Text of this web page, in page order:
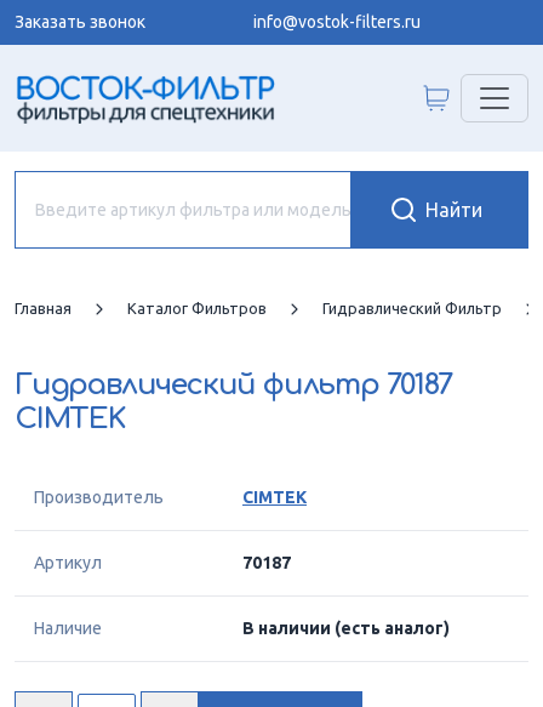
Заказать звонок info@vostok-filters.ru
Главная Каталог Фильтров Гидравлический Фильтр
Гидравлический фильтр 70187
CIMTEK
Производитель CIMTEK
Артикул 70187
Наличие В наличии (есть аналог)